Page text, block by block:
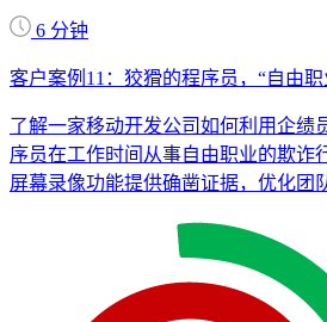
6 分钟
客户案例11：狡猾的程序员，“自由
了解一家移动开发公司如何利用企绩
序员在工作时间从事自由职业的欺诈
屏幕录像功能提供确凿证据，优化团